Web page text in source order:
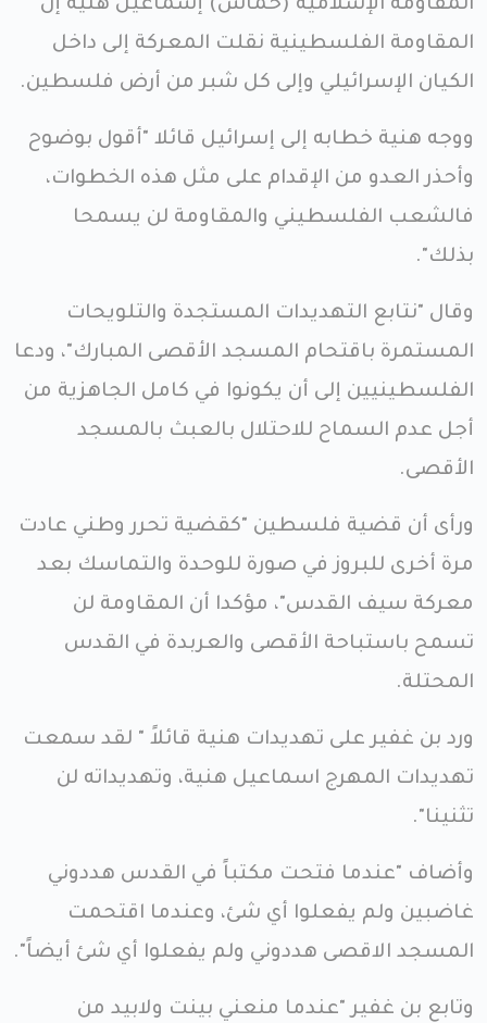
المقاومة الإسلامية (حماس) إسماعيل هنية إن
المقاومة الفلسطينية نقلت المعركة إلى داخل
الكيان الإسرائيلي وإلى كل شبر من أرض فلسطين.
ووجه هنية خطابه إلى إسرائيل قائلا "أقول بوضوح
وأحذر العدو من الإقدام على مثل هذه الخطوات،
فالشعب الفلسطيني والمقاومة لن يسمحا
بذلك".
وقال "نتابع التهديدات المستجدة والتلويحات
المستمرة باقتحام المسجد الأقصى المبارك"، ودعا
الفلسطينيين إلى أن يكونوا في كامل الجاهزية من
أجل عدم السماح للاحتلال بالعبث بالمسجد
الأقصى.
ورأى أن قضية فلسطين "كقضية تحرر وطني عادت
مرة أخرى للبروز في صورة للوحدة والتماسك بعد
معركة سيف القدس"، مؤكدا أن المقاومة لن
تسمح باستباحة الأقصى والعربدة في القدس
المحتلة.
ورد بن غفير على تهديدات هنية قائلاً " لقد سمعت
تهديدات المهرج اسماعيل هنية، وتهديداته لن
تثنينا".
وأضاف "عندما فتحت مكتباً في القدس هددوني
غاضبين ولم يفعلوا أي شئ، وعندما اقتحمت
المسجد الاقصى هددوني ولم يفعلوا أي شئ أيضاً".
وتابع بن غفير "عندما منعني بينت ولابيد من